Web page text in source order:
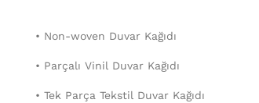
• Non-woven Duvar Kağıdı
• Parçalı Vinil Duvar Kağıdı
• Tek Parça Tekstil Duvar Kağıdı